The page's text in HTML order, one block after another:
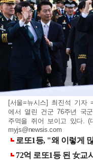
[서울=뉴시스] 최진석 기자
에서 열린 건군 76주년 국
주먹을 쥐어 보이고 있다. (
myjs@newsis.com